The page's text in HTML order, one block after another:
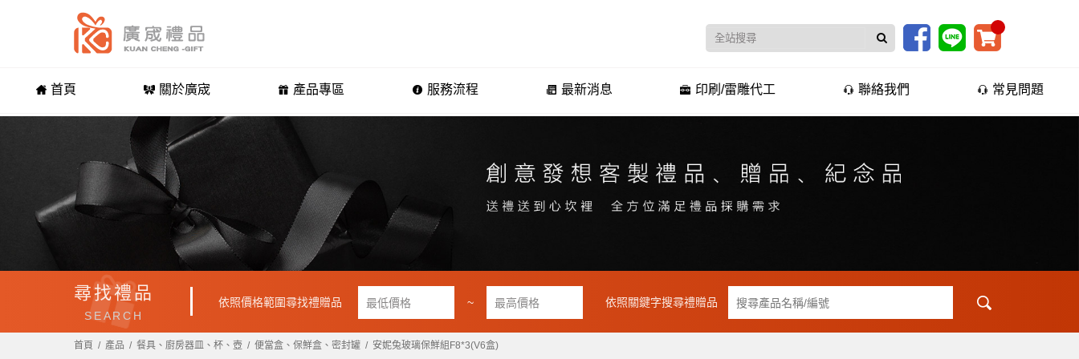
首頁 關於廣宬 產品專區 服務流程 最新消息 印刷/雷雕代工 聯絡我們 常見問題
尋找禮品
SEARCH
依照價格範圍尋找禮贈品 ~ 依照關鍵字搜尋禮贈品
首頁 產品 餐具、廚房器皿、杯、壺 便當盒、保鮮盒、密封罐 安妮兔玻璃保鮮組F8*3(V6盒)